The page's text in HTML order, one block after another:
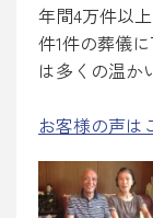
年間4万件以
件1件の葬儀
は多くの温か
お客様の声は